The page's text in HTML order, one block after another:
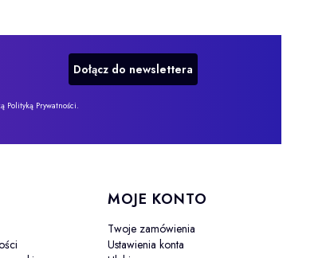
Dołącz do newslettera
Polityką Prywatności.
MOJE KONTO
Twoje zamówienia
Ustawienia konta